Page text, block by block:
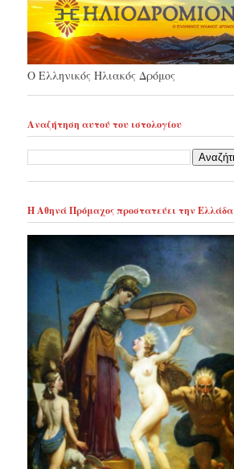
Ο Ελληνικός Ηλιακός Δρόμος
Αναζήτηση αυτού του ιστολογίου
Η Αθηνά Πρόμαχος προστατεύει την Ελλάδα